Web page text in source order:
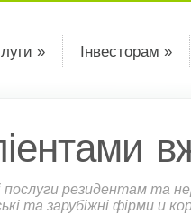
» Інвесторам »
резидентам та
та зарубіжні фірми и